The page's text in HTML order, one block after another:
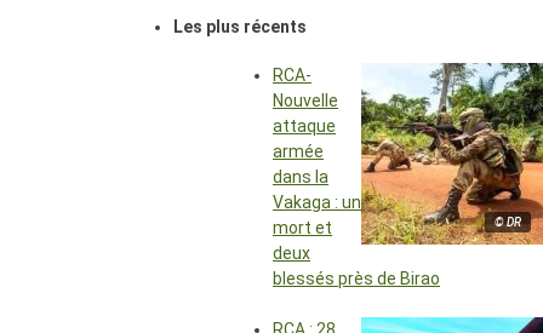
Les plus récents
© DR
RCA-
Nouvelle
attaque
armée
dans la
Vakaga : un
mort et
deux
blessés près de Birao